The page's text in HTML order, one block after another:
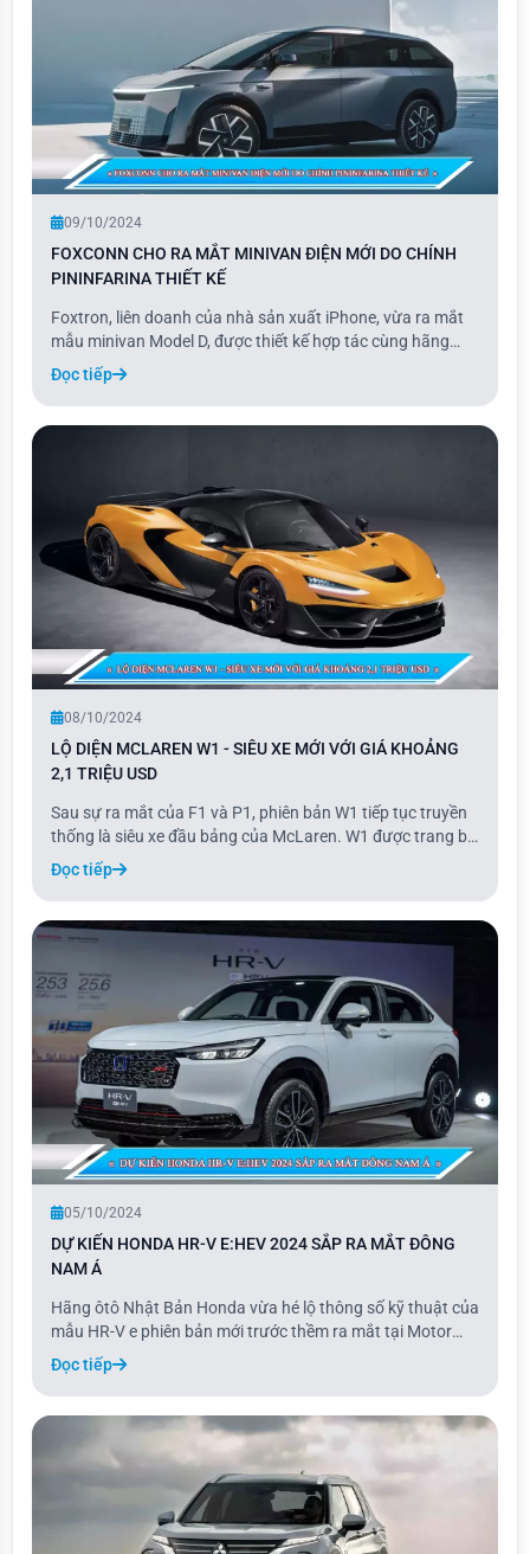
09/10/2024
FOXCONN CHO RA MẮT MINIVAN ĐIỆN MỚI DO CHÍNH
PININFARINA THIẾT KẾ
Foxtron, liên doanh của nhà sản xuất iPhone, vừa ra mắt
mẫu minivan Model D, được thiết kế hợp tác cùng hãng
Pininfarina. Được mô tả là LMUV (Lifestyle Multipurpose
Utility Vehicle), Model D kết hợp những đặc điểm nổi bật
của SUV và MPV, nhưng thực chất l
Đọc tiếp
08/10/2024
LỘ DIỆN MCLAREN W1 - SIÊU XE MỚI VỚI GIÁ KHOẢNG
2,1 TRIỆU USD
Sau sự ra mắt của F1 và P1, phiên bản W1 tiếp tục truyền
thống là siêu xe đầu bảng của McLaren. W1 được trang bị
động cơ V8 4 lít tăng áp kép, sản sinh 916 mã lực ở vòng
tua 9.200 vòng/phút. Tương tự như P1, W1 cũng tích hợp
hệ thống hybrid với mô-tơ điện
Đọc tiếp
05/10/2024
DỰ KIẾN HONDA HR-V E:HEV 2024 SẮP RA MẮT ĐÔNG
NAM Á
Hãng ôtô Nhật Bản Honda vừa hé lộ thông số kỹ thuật của
mẫu HR-V e phiên bản mới trước thềm ra mắt tại Motor
Expo 2024 ở Thái Lan. So với phiên bản hiện tại, mẫu xe
gầm cao cỡ B này được nâng cấp về thiết kế, trang bị thêm
nhiều tính năng và sẽ có mức giá
Đọc tiếp